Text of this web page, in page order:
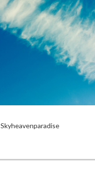
Skyheavenparadise